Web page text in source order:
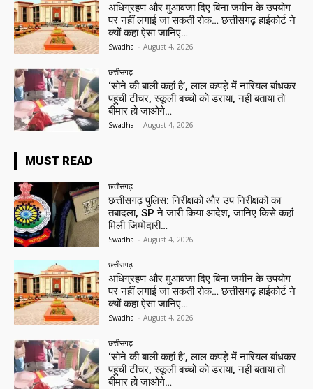
अधिग्रहण और मुआवजा दिए बिना जमीन के उपयोग
पर नहीं लगाई जा सकती रोक… छत्तीसगढ़ हाईकोर्ट ने
क्यों कहा ऐसा जानिए…
Swadha - August 4, 2026
छत्तीसगढ़
‘सोने की बाली कहां है’, लाल कपड़े में नारियल बांधकर
पहुंची टीचर, स्कूली बच्चों को डराया, नहीं बताया तो
बीमार हो जाओगे…
Swadha - August 4, 2026
MUST READ
छत्तीसगढ़
छत्तीसगढ़ पुलिस: निरीक्षकों और उप निरीक्षकों का
तबादला, SP ने जारी किया आदेश, जानिए किसे कहां
मिली जिम्मेदारी…
Swadha - August 4, 2026
छत्तीसगढ़
अधिग्रहण और मुआवजा दिए बिना जमीन के उपयोग
पर नहीं लगाई जा सकती रोक… छत्तीसगढ़ हाईकोर्ट ने
क्यों कहा ऐसा जानिए…
Swadha - August 4, 2026
छत्तीसगढ़
‘सोने की बाली कहां है’, लाल कपड़े में नारियल बांधकर
पहुंची टीचर, स्कूली बच्चों को डराया, नहीं बताया तो
बीमार हो जाओगे…